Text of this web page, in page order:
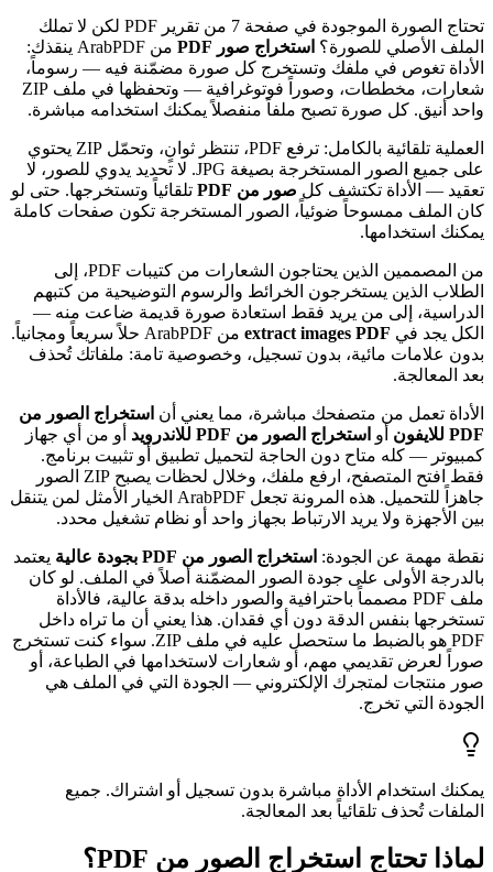
تحتاج الصورة الموجودة في صفحة 7 من تقرير PDF لكن لا تملك
الملف الأصلي للصورة؟ استخراج صور PDF
من ArabPDF ينقذك:
الأداة تغوص في ملفك وتستخرج كل صورة مضمّنة فيه — رسوماً،
شعارات، مخططات، وصوراً فوتوغرافية — وتحفظها في ملف ZIP
واحد أنيق. كل صورة تصبح ملفاً منفصلاً يمكنك استخدامه مباشرة.
العملية تلقائية بالكامل: ترفع PDF، تنتظر ثوانٍ، وتحمّل ZIP يحتوي
على جميع الصور المستخرجة بصيغة JPG. لا تحديد يدوي للصور، لا
تعقيد — الأداة تكتشف كل صور من PDF
تلقائياً وتستخرجها. حتى لو
كان الملف ممسوحاً ضوئياً، الصور المستخرجة تكون صفحات كاملة
يمكنك استخدامها.
من المصممين الذين يحتاجون الشعارات من كتيبات PDF، إلى
الطلاب الذين يستخرجون الخرائط والرسوم التوضيحية من كتبهم
الدراسية، إلى من يريد فقط استعادة صورة قديمة ضاعت منه —
الكل يجد في extract images PDF
من ArabPDF حلاً سريعاً ومجانياً.
بدون علامات مائية، بدون تسجيل، وخصوصية تامة: ملفاتك تُحذف
بعد المعالجة.
الأداة تعمل من متصفحك مباشرة، مما يعني أن استخراج الصور من
PDF للايفون
أو استخراج الصور من PDF للاندرويد
أو من أي جهاز
كمبيوتر — كله متاح دون الحاجة لتحميل تطبيق أو تثبيت برنامج.
فقط افتح المتصفح، ارفع ملفك، وخلال لحظات يصبح ZIP الصور
جاهزاً للتحميل. هذه المرونة تجعل ArabPDF الخيار الأمثل لمن يتنقل
بين الأجهزة ولا يريد الارتباط بجهاز واحد أو نظام تشغيل محدد.
نقطة مهمة عن الجودة: استخراج الصور من PDF بجودة عالية
يعتمد
بالدرجة الأولى على جودة الصور المضمّنة أصلاً في الملف. لو كان
ملف PDF مصمماً باحترافية والصور داخله بدقة عالية، فالأداة
تستخرجها بنفس الدقة دون أي فقدان. هذا يعني أن ما تراه داخل
PDF هو بالضبط ما ستحصل عليه في ملف ZIP. سواء كنت تستخرج
صوراً لعرض تقديمي مهم، أو شعارات لاستخدامها في الطباعة، أو
صور منتجات لمتجرك الإلكتروني — الجودة التي في الملف هي
الجودة التي تخرج.
يمكنك استخدام الأداة مباشرة بدون تسجيل أو اشتراك. جميع
الملفات تُحذف تلقائياً بعد المعالجة.
لماذا تحتاج استخراج الصور من PDF؟